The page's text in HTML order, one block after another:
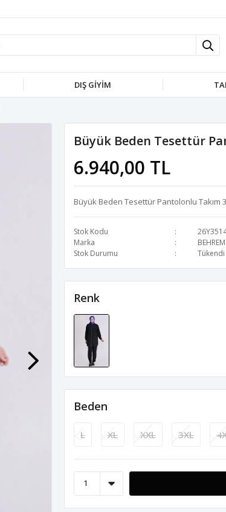
DIŞ GİYİM
Büyük Beden Tesettür
6.940,00 TL
Büyük Beden Tesettür Pantolonlu Takım
Stok Kodu
Marka
BEHREM
Stok Durumu
Tükendi
Renk
Beden
L XL XXL 3XL